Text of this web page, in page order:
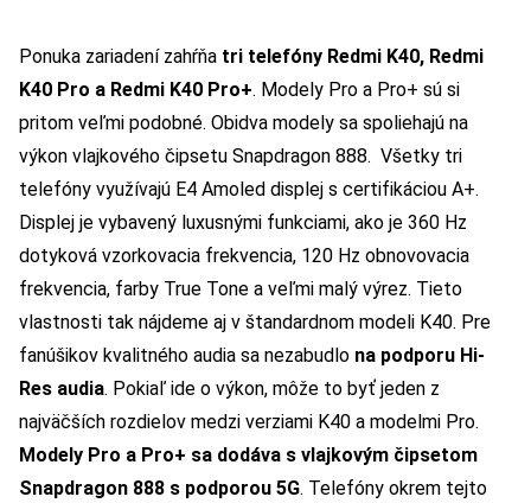
Ponuka zariadení zahŕňa tri telefóny Redmi K40, Redmi
K40 Pro a Redmi K40 Pro+. Modely Pro a Pro+ sú si
pritom veľmi podobné. Obidva modely sa spoliehajú na
výkon vlajkového čipsetu Snapdragon 888. Všetky tri
telefóny využívajú E4 Amoled displej s certifikáciou A+.
Displej je vybavený luxusnými funkciami, ako je 360 ​​Hz
dotyková vzorkovacia frekvencia, 120 Hz obnovovacia
frekvencia, farby True Tone a veľmi malý výrez. Tieto
vlastnosti tak nájdeme aj v štandardnom modeli K40. Pre
fanúšikov kvalitného audia sa nezabudlo na podporu Hi-
Res audia. Pokiaľ ide o výkon, môže to byť jeden z
najväčších rozdielov medzi verziami K40 a modelmi Pro.
Modely Pro a Pro+ sa dodáva s vlajkovým čipsetom
Snapdragon 888 s podporou 5G. Telefóny okrem tejto